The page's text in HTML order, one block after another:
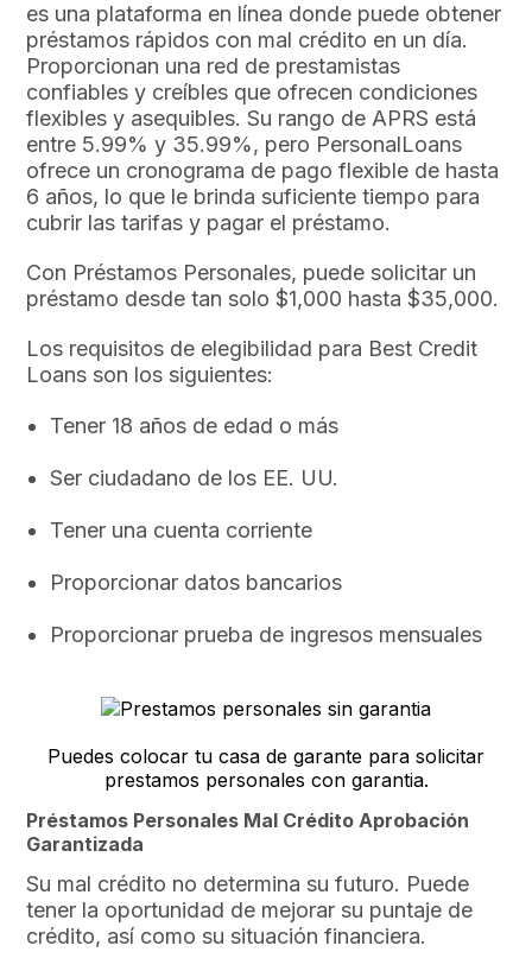
es una plataforma en línea donde puede obtener
préstamos rápidos con mal crédito en un día.
Proporcionan una red de prestamistas
confiables y creíbles que ofrecen condiciones
flexibles y asequibles. Su rango de APRS está
entre 5.99% y 35.99%, pero PersonalLoans
ofrece un cronograma de pago flexible de hasta
6 años, lo que le brinda suficiente tiempo para
cubrir las tarifas y pagar el préstamo.
Con Préstamos Personales, puede solicitar un
préstamo desde tan solo $1,000 hasta $35,000.
Los requisitos de elegibilidad para Best Credit
Loans son los siguientes:
Tener 18 años de edad o más
Ser ciudadano de los EE. UU.
Tener una cuenta corriente
Proporcionar datos bancarios
Proporcionar prueba de ingresos mensuales
Puedes colocar tu casa de garante para solicitar
prestamos personales con garantia.
Préstamos Personales Mal Crédito Aprobación
Garantizada
Su mal crédito no determina su futuro. Puede
tener la oportunidad de mejorar su puntaje de
crédito, así como su situación financiera.